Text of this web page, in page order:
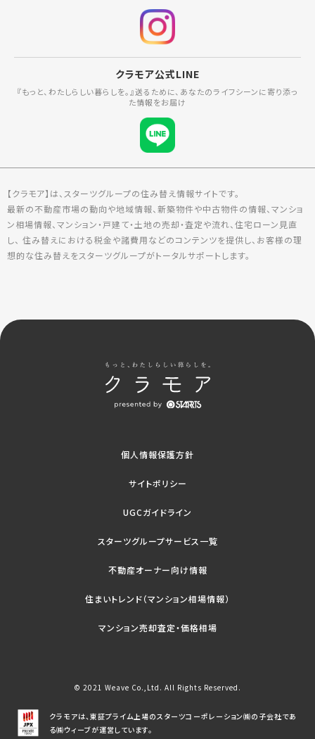
クラモア公式LINE
『もっと、わたしらしい暮らしを。』送るために、あなたのライフシーンに寄り添っ
た情報をお届け
【クラモア】は、スターツグループの住み替え情報サイトです。
最新の不動産市場の動向や地域情報、新築物件や中古物件の情報、マンショ
ン相場情報、マンション・戸建て・土地の売却・査定や流れ、住宅ローン見直
し、 住み替えにおける税金や諸費用などのコンテンツを提供し、お客様の理
想的な住み替えをスターツグループがトータルサポートします。
個人情報保護方針
サイトポリシー
UGCガイドライン
スターツグループサービス一覧
不動産オーナー向け情報
住まいトレンド（マンション相場情報）
マンション売却査定・価格相場
© 2021 Weave Co.,Ltd. All Rights Reserved.
クラモアは、東証プライム上場のスターツコーポレーション㈱の子会社であ
る㈱ウィーブが運営しています。